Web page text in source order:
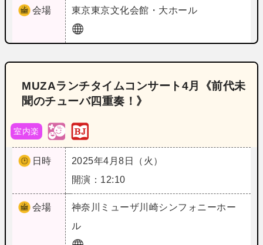
会場 東京東京文化会館・大ホール
MUZAランチタイムコンサート4月《前代未
聞のチューバ四重奏！》
室内楽
日時
2025年4月8日（火）
開演：12:10
会場 神奈川 ミューザ川崎シンフォニーホー
ル